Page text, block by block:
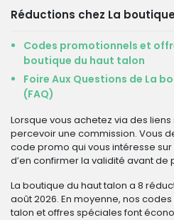
Réductions chez La
Codes promotionnels et
boutique du haut talon
Foire Aux Questions de La
(FAQ)
Lorsque vous achetez via des
percevoir une commission. Vous
code promo qui vous intéresse
d’en confirmer la validité avant de
La boutique du haut talon a 8
août 2026. En moyenne, nos
talon et offres spéciales font